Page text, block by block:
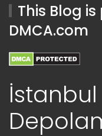
This Blog
DMCA.com
İstanbul